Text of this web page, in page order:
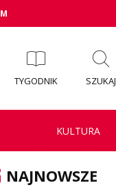
TYGODNIK SZUKAJ
KULTURA
NAJNOWSZE